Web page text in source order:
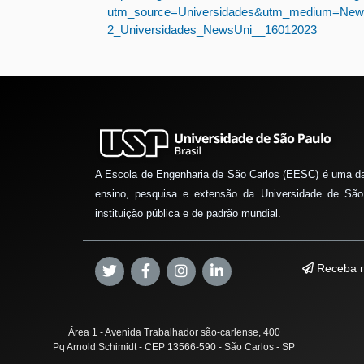
2_Universidades_NewsUni__16012023
A Escola de Engenharia de São Carlos (EESC) é uma
ensino, pesquisa e extensão da Universidade de
instituição pública e de padrão mundial.
Receba
Área 1 - Avenida Trabalhador são-carlense, 400
Pq Arnold Schimidt - CEP 13566-590 - São Carlos - SP